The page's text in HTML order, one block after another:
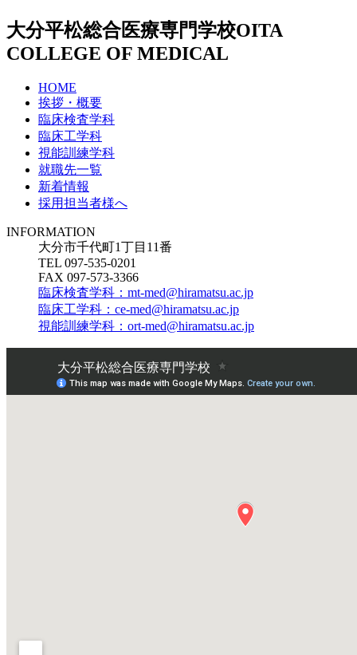
大分平松総合医療専門学校OITA
COLLEGE OF MEDICAL
HOME
挨拶・概要
臨床検査学科
臨床工学科
視能訓練学科
就職先一覧
新着情報
採用担当者様へ
INFORMATION
大分市千代町1丁目11番
TEL 097-535-0201
FAX 097-573-3366
臨床検査学科：mt-med@hiramatsu.ac.jp
臨床工学科：ce-med@hiramatsu.ac.jp
視能訓練学科：ort-med@hiramatsu.ac.jp